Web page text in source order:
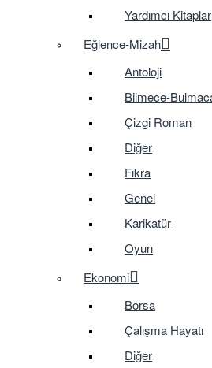
Yardımcı Kitaplar
Eğlence-Mizah
Antoloji
Bilmece-
Çizgi Roman
Diğer
Fıkra
Genel
Karikatür
Oyun
Ekonomi
Borsa
Çalışma Hayatı
Diğer